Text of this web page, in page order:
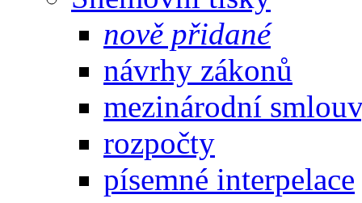
nově přidané
návrhy zákonů
mezinárodní
rozpočty
písemné interpelace